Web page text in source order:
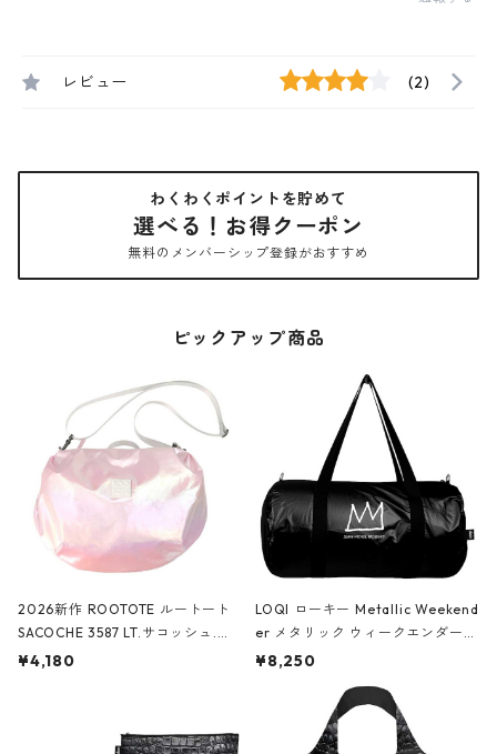
レビュー (2)
わくわくポイントを貯めて
選べる！お得クーポン
無料のメンバーシップ登録がおすすめ
ピックアップ商品
2026新作 ROOTOTE ルートート
SACOCHE 3587 LT.サコッシュ.ル
ミエ-B ショルダーバッグ グロスピ
¥4,180
LOQI ローキー Metallic Weekend
er メタリック ウィークエンダー
ボストンバッグ ショルダーバッグ
Black ジャン=ミッシェル・バスキ
ア/クラウン ブラック
¥8,250